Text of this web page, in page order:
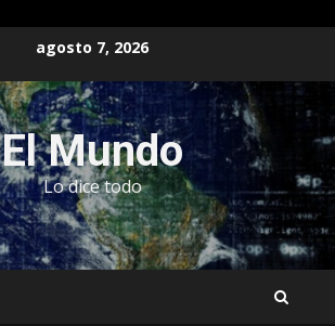
agosto 7, 2026
El Mundo
Lo dice todo